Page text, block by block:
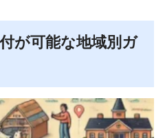
が可能な地域別ガ